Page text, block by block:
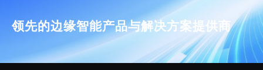
领先的边缘智能产品与解决方案提供商